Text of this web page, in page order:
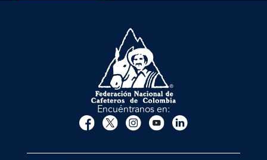
Encuéntranos en: